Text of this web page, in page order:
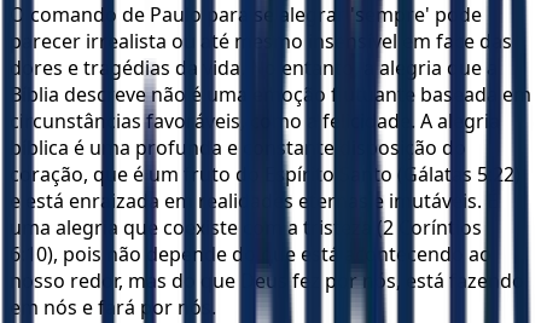
O comando de Paulo para se alegrar 'sempre' pode
parecer irrealista ou até mesmo insensível em face das
dores e tragédias da vida. No entanto, a alegria que a
Bíblia descreve não é uma emoção flutuante baseada em
circunstâncias favoráveis, como a felicidade. A alegria
bíblica é uma profunda e constante disposição do
coração, que é um fruto do Espírito Santo (Gálatas 5:22)
e está enraizada em realidades eternas e imutáveis. É
uma alegria que coexiste com a tristeza (2 Coríntios
6:10), pois não depende do que está acontecendo ao
nosso redor, mas do que Deus fez por nós, está fazendo
em nós e fará por nós.